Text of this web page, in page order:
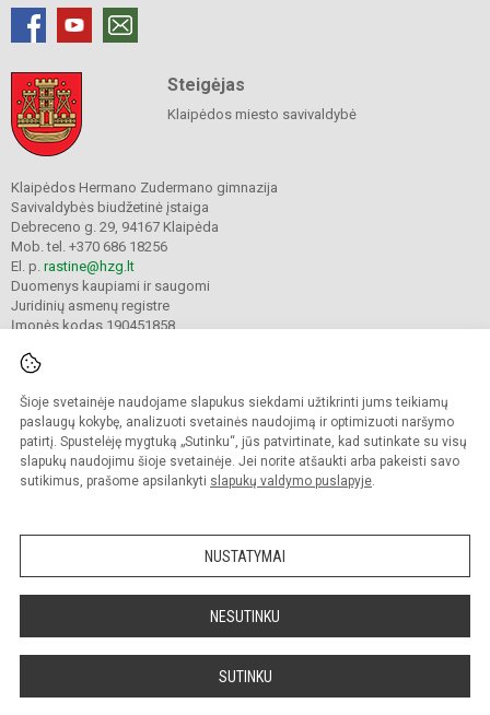
Šioje svetainėje naudojame slapukus siekdami užtikrinti jums teikiamų
paslaugų kokybę, analizuoti svetainės naudojimą ir optimizuoti naršymo
patirtį. Spustelėję mygtuką „Sutinku“, jūs patvirtinate, kad sutinkate su visų
slapukų naudojimu šioje svetainėje. Jei norite atšaukti arba pakeisti savo
sutikimus, prašome apsilankyti slapukų valdymo puslapyje.
NUSTATYMAI
NESUTINKU
SUTINKU
Steigėjas
Klaipėdos miesto savivaldybė
Klaipėdos Hermano Zudermano gimnazija
Savivaldybės biudžetinė įstaiga
Debreceno g. 29, 94167 Klaipėda
Mob. tel. +370 686 18256
El. p. rastine@hzg.lt
Duomenys kaupiami ir saugomi
Juridinių asmenų registre
Įmonės kodas 190451858
© 2022. Klaipėdos Hermano Zudermano gimnazija. Visos teisės saugomos.
Kopijuoti turinį be raštiško gimnazijos sutikimo griežtai draudžiama.
Prieinamumo paraiška Slapukų valdymas
Sumanus būdas atnaujinti